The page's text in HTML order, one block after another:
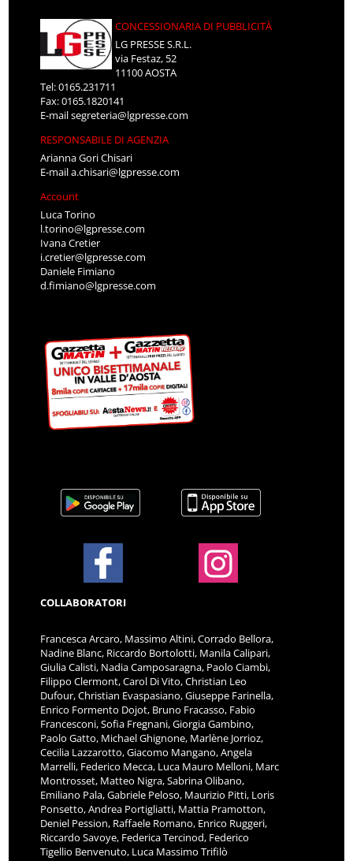
CONCESSIONARIA DI PUBBLICITÀ
LG PRESSE S.R.L.
via Festaz, 52
11100 AOSTA
Tel: 0165.231711
Fax: 0165.1820141
E-mailsegreteria@lgpresse.com
RESPONSABILE DI AGENZIA
Arianna Gori Chisari
E-maila.chisari@lgpresse.com
Account
Luca Torino
l.torino@lgpresse.com
Ivana Cretier
i.cretier@lgpresse.com
Daniele Fimiano
d.fimiano@lgpresse.com
COLLABORATORI
Francesca Arcaro, Massimo Altini, Corrado Bellora,
Nadine Blanc, Riccardo Bortolotti, Manila Calipari,
Giulia Calisti, Nadia Camposaragna, Paolo Ciambi,
Filippo Clermont, Carol Di Vito, Christian Leo
Dufour, Christian Evaspasiano, Giuseppe Farinella,
Enrico Formento Dojot, Bruno Fracasso, Fabio
Francesconi, Sofia Fregnani, Giorgia Gambino,
Paolo Gatto, Michael Ghignone, Marlène Jorrioz,
Cecilia Lazzarotto, Giacomo Mangano, Angela
Marrelli, Federico Mecca, Luca Mauro Melloni, Marc
Montrosset, Matteo Nigra, Sabrina Olibano,
Emiliano Pala, Gabriele Peloso, Maurizio Pitti, Loris
Ponsetto, Andrea Portigliatti, Mattia Pramotton,
Deniel Pession, Raffaele Romano, Enrico Ruggeri,
Riccardo Savoye, Federica Tercinod, Federico
Tigellio Benvenuto, Luca Massimo Trifilò